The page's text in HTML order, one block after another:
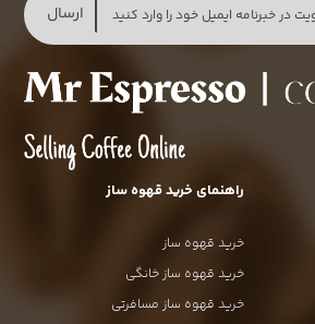
ارسال
راهنمای خرید قهوه ساز
خرید قهوه ساز
خرید قهوه ساز خانگی
خرید قهوه ساز مسافرتی